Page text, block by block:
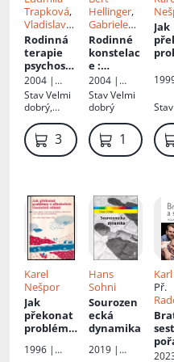
Trapková,
Vladislav
Chvála
Rodinná
terapie
psychoso
matickýc
h poruch
2004 |
Portál
StavVelmi
dobrý,
ořízce
359 Kč
Hellinger,
Gabriele
Ten Hövel
Rodinné
konstelac
e:
objevná
síla
2004 |
Triton
StavVelmi
dobrý
1 149 Kč
Jak
g
Stav
Karel
Nešpor
Jak
překonat
problémy
alkohole
1996 |
Hans
Sohni
Sourozen
ecká
dynamika
2019 |
Př.